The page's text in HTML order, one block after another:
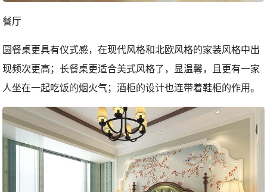
餐厅
圆餐桌更具有仪式感，在现代风格和北欧风格的家装风格中出
现频次更高；长餐桌更适合美式风格了，显温馨，且更有一家
人坐在一起吃饭的烟火气；酒柜的设计也连带着鞋柜的作用。